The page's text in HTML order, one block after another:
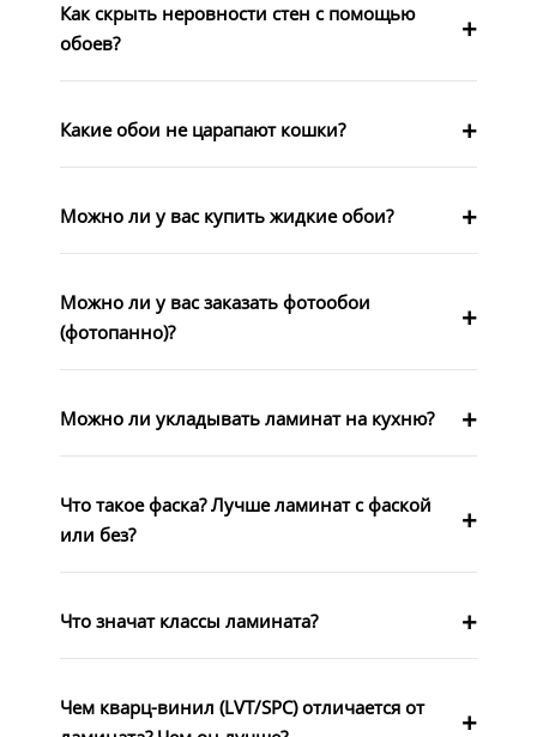
Как скрыть неровности стен с помощью
обоев?
Какие обои не царапают кошки?
Можно ли у вас купить жидкие обои?
Можно ли у вас заказать фотообои
(фотопанно)?
Можно ли укладывать ламинат на кухню?
Что такое фаска? Лучше ламинат с фаской
или без?
Что значат классы ламината?
Чем кварц-винил (LVT/SPC) отличается от